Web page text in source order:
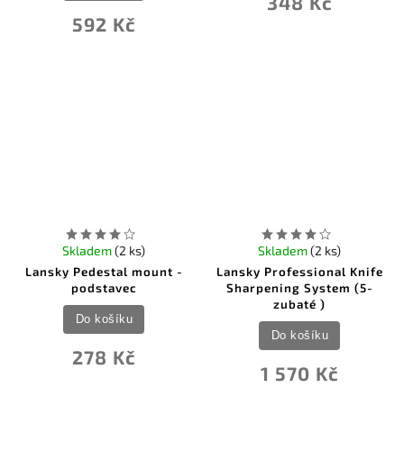
592 Kč
Lansky Pedestal mount -
podstavec
Skladem(2 ks)
278 Kč
Do košíku
Lansky Professional Knife
Sharpening System (5-
zubaté )
Skladem(2 ks)
1 570 Kč
Do košíku